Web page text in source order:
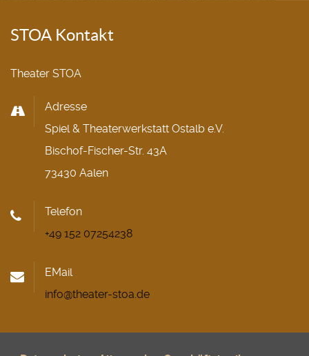
STOA Kontakt
Theater STOA
Adresse
Spiel & Theaterwerkstatt Ostalb e.V.
Bischof-Fischer-Str. 43A
73430 Aalen
Telefon
+49 152 07254238
EMail
info@theater-stoa.de